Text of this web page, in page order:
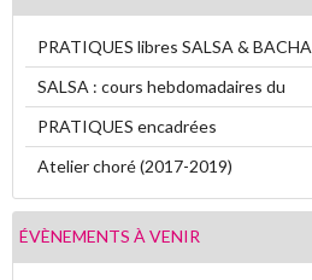
PRATIQUES libres SALSA & BACHA
SALSA : cours hebdomadaires du
PRATIQUES encadrées
Atelier choré (2017-2019)
ÉVÈNEMENTS À VENIR